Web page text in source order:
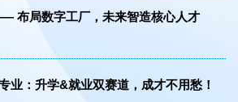
布局数字工厂，未来智造核心人才
业：升学&就业双赛道，成才不用愁！